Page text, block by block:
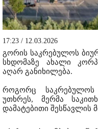
17:23 / 12.03.2026
გორის საკრებულოს
სხდომაზე ახალი
აღარ განიხილება.
როგორც საკრებულოს
უთხრეს, მერმა
დამატებითი შესწავლის